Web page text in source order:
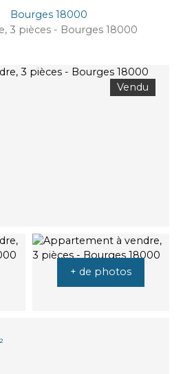
Bourges 18000
3 pièces - Bourges 18000
Vendu
+ de photos